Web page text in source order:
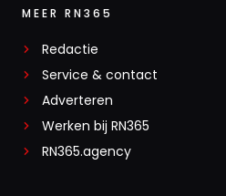
MEER RN365
Redactie
Service & contact
Adverteren
Werken bij RN365
RN365.agency